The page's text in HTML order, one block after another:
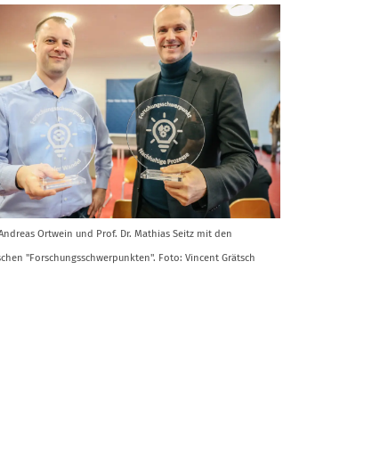
Ortwein und Prof. Dr. Mathias Seitz mit den
"Forschungsschwerpunkten". Foto: Vincent Grätsch